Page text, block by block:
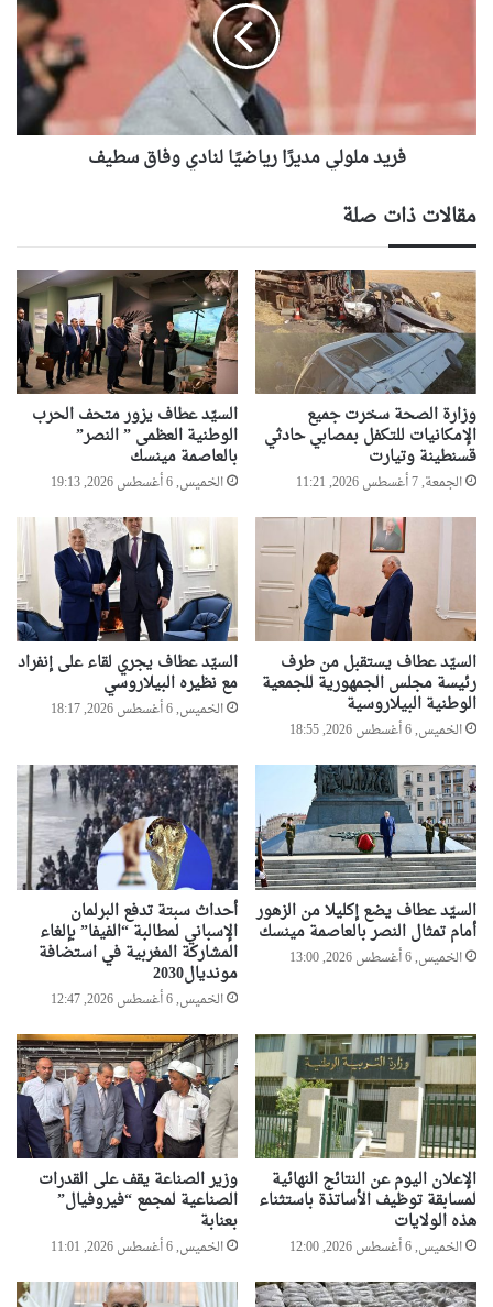
فريد ملولي مديرًا رياضيًا لنادي وفاق سطيف
مقالات ذات صلة
وزارة الصحة سخرت جميع
الإمكانيات للتكفل بمصابي حادثي
قسنطينة وتيارت
الجمعة, 7 أغسطس 2026, 11:21
السيّد عطاف يزور متحف الحرب
الوطنية العظمى ” النصر”
بالعاصمة مينسك
الخميس, 6 أغسطس 2026, 19:13
السيّد عطاف يستقبل من طرف
رئيسة مجلس الجمهورية للجمعية
الوطنية البيلاروسية
الخميس, 6 أغسطس 2026, 18:55
السيّد عطاف يجري لقاء على إنفراد
مع نظيره البيلاروسي
الخميس, 6 أغسطس 2026, 18:17
السيّد عطاف يضع إكليلا من الزهور
أمام تمثال النصر بالعاصمة مينسك
الخميس, 6 أغسطس 2026, 13:00
أحداث سبتة تدفع البرلمان
الإسباني لمطالبة “الفيفا” بإلغاء
المشاركة المغربية في استضافة
مونديال2030
الخميس, 6 أغسطس 2026, 12:47
الإعلان اليوم عن النتائج النهائية
لمسابقة توظيف الأساتذة باستثناء
هذه الولايات
الخميس, 6 أغسطس 2026, 12:00
وزير الصناعة يقف على القدرات
الصناعية لمجمع “فيروفيال”
بعنابة
الخميس, 6 أغسطس 2026, 11:01